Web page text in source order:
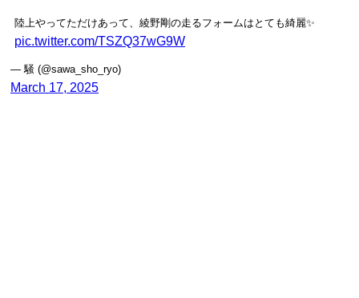
陸上やってただけあって、綾野剛の走るフォームはとても綺麗✨
pic.twitter.com/TSZQ37wG9W
— 騒 (@sawa_sho_ryo)
March 17, 2025